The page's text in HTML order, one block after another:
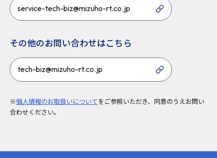
service-tech-biz@mizuho-rt.co.jp
その他のお問い合わせはこちら
tech-biz@mizuho-rt.co.jp
※個人情報のお取扱いについてをご参照いただき、同意のうえお問い
合わせください。